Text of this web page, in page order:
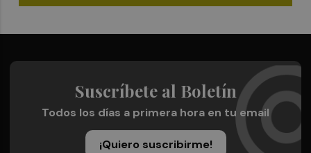
Suscríbete al Boletín
Todos los días a primera hora en tu email
¡Quiero suscribirme!